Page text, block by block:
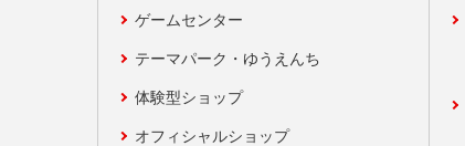
ゲームセンター
テーマパーク・ゆうえんち
体験型ショップ
オフィシャルショップ